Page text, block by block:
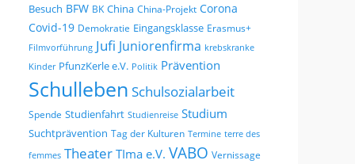
Besuch BFW BK China China-Projekt Corona
Covid-19 Demokratie Eingangsklasse Erasmus+
Filmvorführung Jufi Juniorenfirma krebskranke
Kinder PfunzKerle e.V. Politik Prävention
Schulleben Schulsozialarbeit
Spende Studienfahrt Studienreise Studium
Suchtprävention Tag der Kulturen Termine terre des
femmes Theater TIma e.V. VABO Vernissage